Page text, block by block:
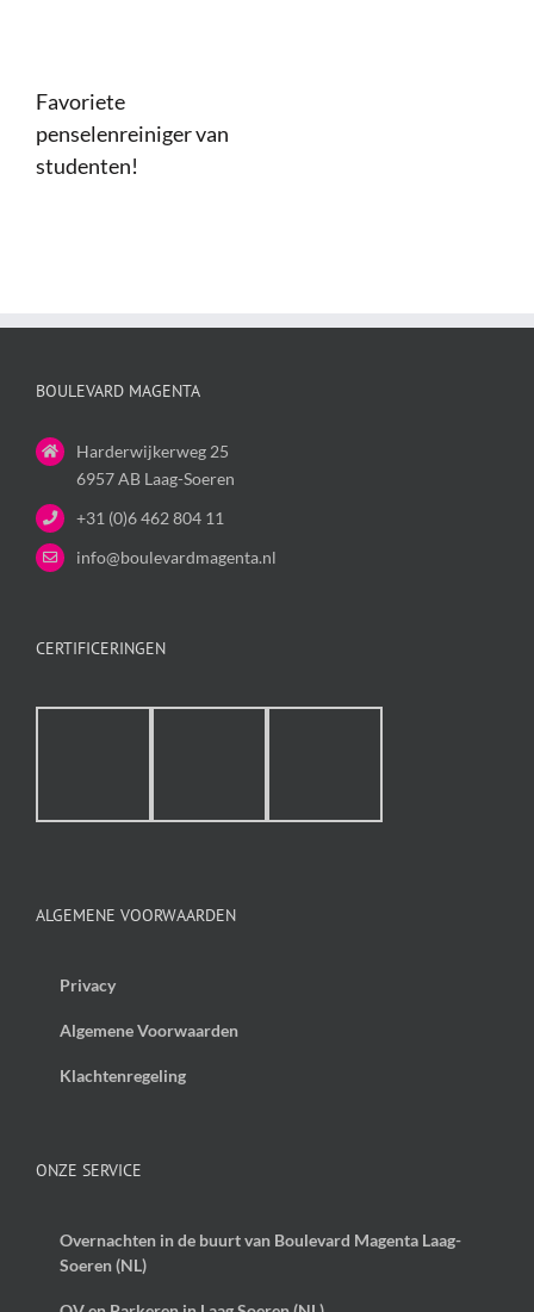
Favoriete
penselenreiniger van
studenten!
BOULEVARD MAGENTA
Harderwijkerweg 25
6957 AB Laag-Soeren
+31 (0)6 462 804 11
info@boulevardmagenta.nl
CERTIFICERINGEN
ALGEMENE VOORWAARDEN
Privacy
Algemene Voorwaarden
Klachtenregeling
ONZE SERVICE
Overnachten in de buurt van Boulevard Magenta Laag-
Soeren (NL)